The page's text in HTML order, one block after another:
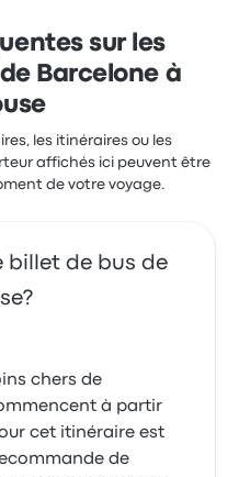
Toulouse avec
il était très sympa
il était prudent il ne
et très
sur Toulouse
passé. Les délais
même arrivés en
fait deux pauses assez
sur les
Barcelone à
les itinéraires ou les
affichés ici peuvent être
de votre voyage.
billet de bus de
chers de
à partir
cet itinéraire est
de